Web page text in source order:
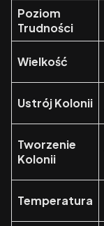
Poziom
Trudności
Wielkość
Ustrój Kolonii
Tworzenie
Kolonii
Temperatura